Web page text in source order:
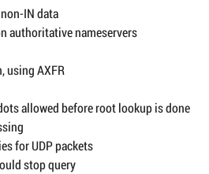
IN data
authoritative nameservers
using AXFR
allowed before root lookup is done
for UDP packets
stop query